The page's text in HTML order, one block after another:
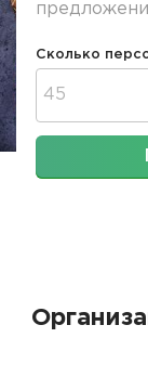
Сколько